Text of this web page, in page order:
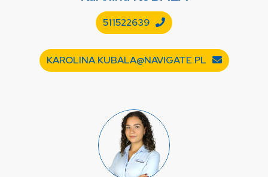
511522639
KAROLINA.KUBALA@NAVIGATE.PL